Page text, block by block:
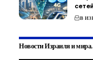
сетей
В
Новости Израиля и